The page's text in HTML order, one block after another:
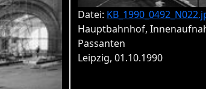
Datei:
Hauptbahnhof,
Passanten
Leipzig, 01.10.1990